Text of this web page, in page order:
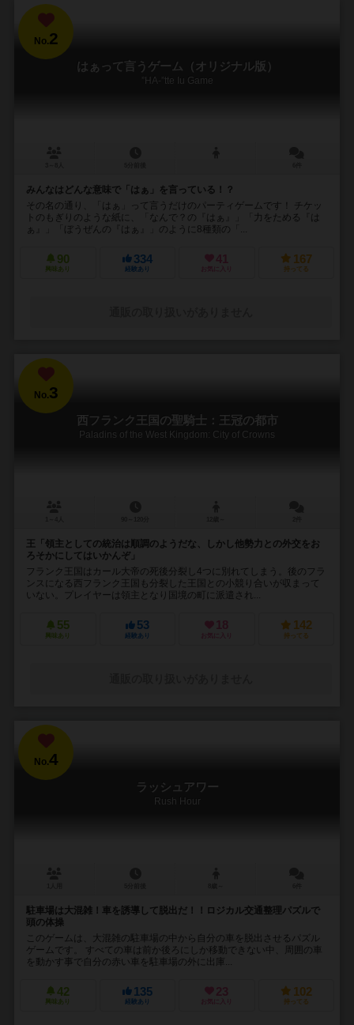
No.2
はぁって言うゲーム（オリジナル版）
”HA-”tte Iu Game
みんなはどんな意味で「はぁ」を言っている！？
その名の通り、「はぁ」って言うだけのパーティゲームです！ チケッ
トのもぎりのような紙に、「なんで？の『はぁ』」「力をためる『は
ぁ』」「ぼうぜんの『はぁ』」のように8種類の「...
90
興味あり
334
経験あり
41
お気に入り
167
持ってる
No.3
西フランク王国の聖騎士：王冠の都市
Paladins of the West Kingdom: City of Crowns
王「領主としての統治は順調のようだな、しかし他勢力との外交をお
ろそかにしてはいかんぞ」
フランク王国はカール大帝の死後分裂し4つに別れてしまう。後のフラ
ンスになる西フランク王国も分裂した王国との小競り合いが収まって
いない。プレイヤーは領主となり国境の町に派遣され...
55
興味あり
53
経験あり
18
お気に入り
142
持ってる
No.4
ラッシュアワー
Rush Hour
駐車場は大混雑！車を誘導して脱出だ！！ロジカル交通整理パズルで
頭の体操
このゲームは、大混雑の駐車場の中から自分の車を脱出させるパズル
ゲームです。 すべての車は前か後ろにしか移動できない中、周囲の車
を動かす事で自分の赤い車を駐車場の外に出庫...
42
興味あり
135
経験あり
23
お気に入り
102
持ってる